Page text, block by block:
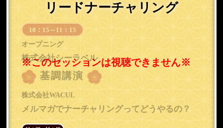
リードナーチャリング
10：15～11：15
オープニング
株式会社シーラベル
基調講演
株式会社WACUL
メルマガでナーチャリングってどうやるの？